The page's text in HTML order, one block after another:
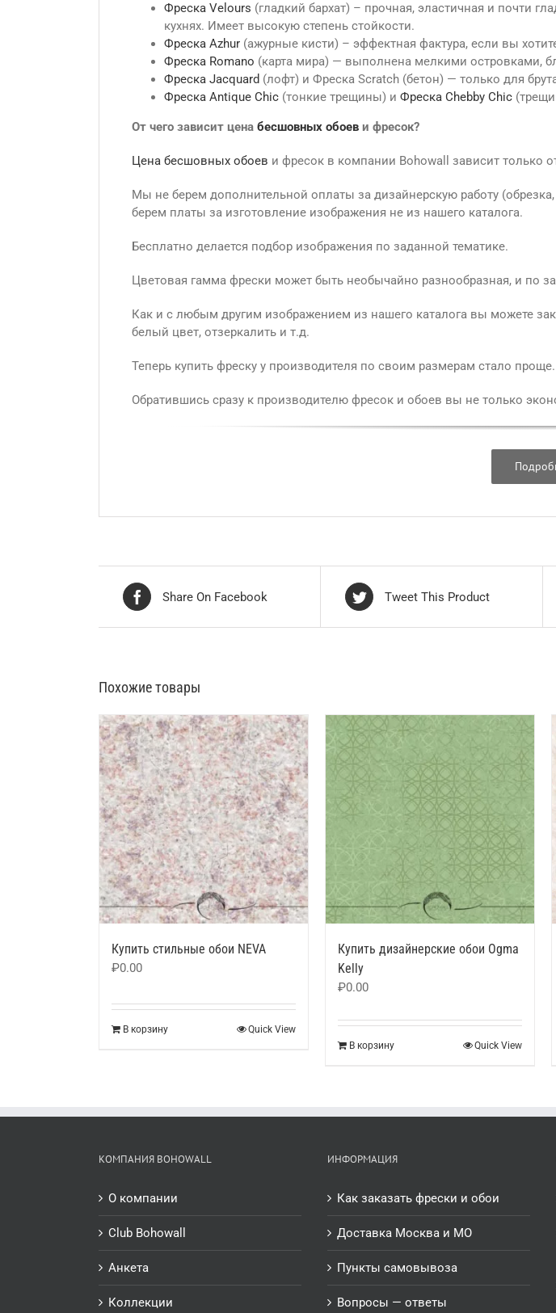
Фреска Velours (гладкий бархат) – прочная, эластичная и почти
кухнях. Имеет высокую степень стойкости.
Фреска Azhur (ажурные кисти) – эффектная фактура, если вы
Фреска Romano (карта мира) — выполнена мелкими островками,
Фреска Jacquard (лофт) и Фреска Scratch (бетон) — только для
Фреска Antique Сhic (тонкие трещины) и Фреска Chebby Chic
От чего зависит цена бесшовных обоев и фресок?
Цена бесшовных обоев и фресок в компании Bohowall зависит только
Мы не берем дополнительной оплаты за дизайнерскую работу
берем платы за изготовление изображения не из нашего каталога.
Бесплатно делается подбор изображения по заданной тематике.
Цветовая гамма фрески может быть необычайно разнообразная, и по
Как и с любым другим изображением из нашего каталога вы можете
белый цвет, отзеркалить и т.д.
Теперь купить фреску у производителя по своим размерам стало
Обратившись сразу к производителю фресок и обоев вы не только
Share On Facebook Tweet This Product
Похожие товары
Купить стильные обои NEVA
₽0.00
В корзину Quick View
Купить дизайнерские обои Ogma
Kelly
₽0.00
В корзину Quick View
КОМПАНИЯ BOHOWALL
О компании
Club Bohowall
Анкета
Коллекции
ИНФОРМАЦИЯ
Как заказать фрески и обои
Доставка Москва и МО
Пункты самовывоза
Вопросы — ответы